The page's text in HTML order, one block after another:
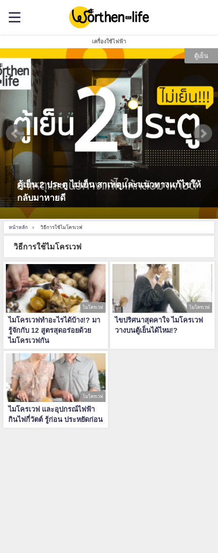
เครื่องใช้ไฟฟ้า
ตู้เย็น
ตู้เย็น 2 ประตู ไม่เย็น สาเหตุและแนวทางแก้ไขให้
กลับมาหายดี
หน้าหลัก วิธีการใช้ไมโครเวฟ
วิธีการใช้ไมโครเวฟ
ไมโครเวฟ
ไมโครเวฟทําอะไรได้บ้าง!? มา
รู้จักกับ 12 สูตรสุดอร่อยด้วย
ไมโครเวฟกัน
ไมโครเวฟ
ไขปริศนาสุดคาใจ ไมโครเวฟ
วางบนตู้เย็นได้ไหม!?
ไมโครเวฟ
ไมโครเวฟ และอุปกรณ์ไฟฟ้า
กินไฟกี่วัตต์ รู้ก่อน ประหยัดก่อน